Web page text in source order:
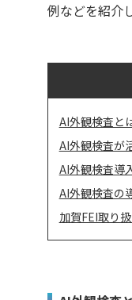
例などを紹介
AI外観検査と
AI外観検査が
AI外観検査導
AI外観検査の
加賀FEI取り